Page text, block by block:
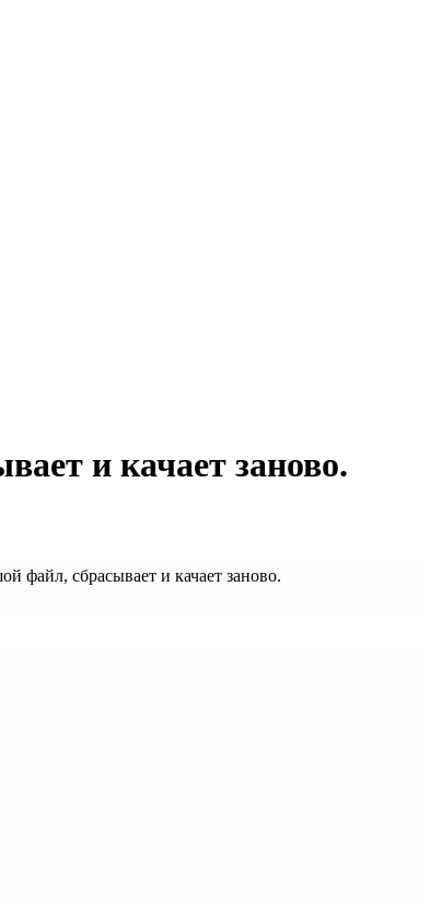
и качает заново.
файл, сбрасывает и качает заново.